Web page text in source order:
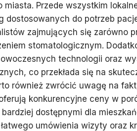
miasta. Przede wszystkim
dostosowanych do potrzeb
zajmujących się zarówno
stomatologicznym.
technologii oraz
co przekłada się na
również zwrócić uwagę na
konkurencyjne ceny w
dostępnymi dla
umówienia wizyty oraz